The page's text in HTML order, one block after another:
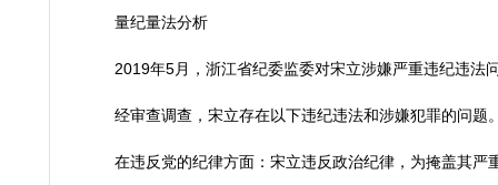
量纪量法分析
2019年5月，浙江省纪委监委对宋立涉嫌严重违纪违法
经审查调查，宋立存在以下违纪违法和涉嫌犯罪的问题
在违反党的纪律方面：宋立违反政治纪律，为掩盖其